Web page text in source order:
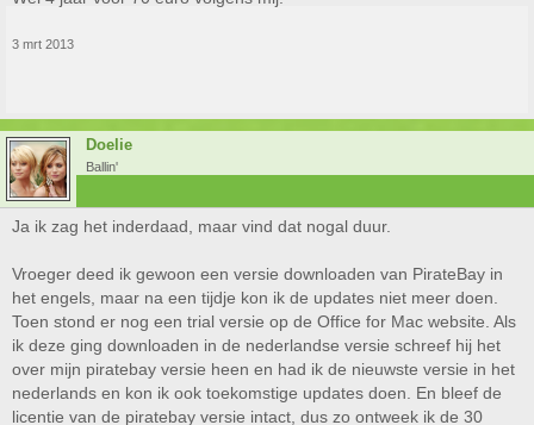
3 mrt 2013
Doelie
Ballin'
Ja ik zag het inderdaad, maar vind dat nogal duur.
Vroeger deed ik gewoon een versie downloaden van PirateBay in
het engels, maar na een tijdje kon ik de updates niet meer doen.
Toen stond er nog een trial versie op de Office for Mac website. Als
ik deze ging downloaden in de nederlandse versie schreef hij het
over mijn piratebay versie heen en had ik de nieuwste versie in het
nederlands en kon ik ook toekomstige updates doen. En bleef de
licentie van de piratebay versie intact, dus zo ontweek ik de 30